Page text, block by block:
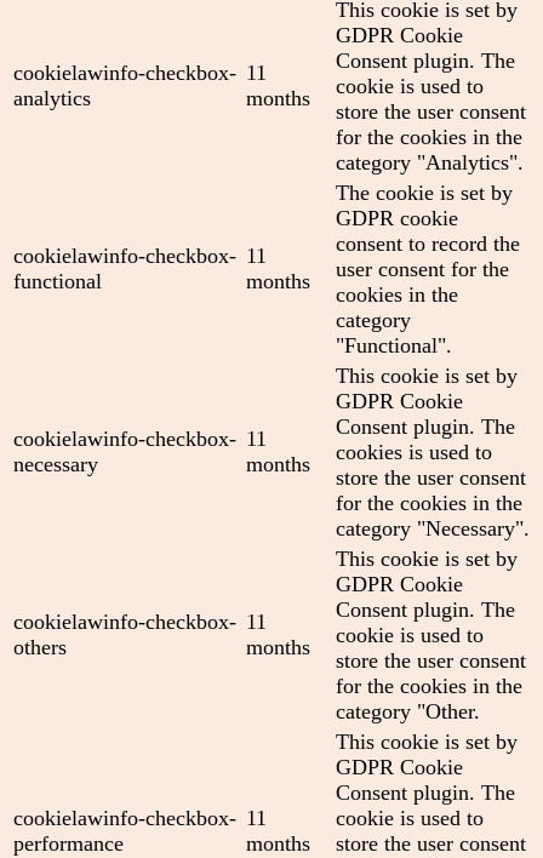
cookielawinfo-checkbox-
analytics
11
months
This cookie is set by
GDPR Cookie
Consent plugin. The
cookie is used to
store the user consent
for the cookies in the
category "Analytics".
cookielawinfo-checkbox-
functional
11
months
The cookie is set by
GDPR cookie
consent to record the
user consent for the
cookies in the
category
"Functional".
cookielawinfo-checkbox-
necessary
11
months
This cookie is set by
GDPR Cookie
Consent plugin. The
cookies is used to
store the user consent
for the cookies in the
category "Necessary".
cookielawinfo-checkbox-
others
11
months
This cookie is set by
GDPR Cookie
Consent plugin. The
cookie is used to
store the user consent
for the cookies in the
category "Other.
cookielawinfo-checkbox-
performance
11
months
This cookie is set by
GDPR Cookie
Consent plugin. The
cookie is used to
store the user consent